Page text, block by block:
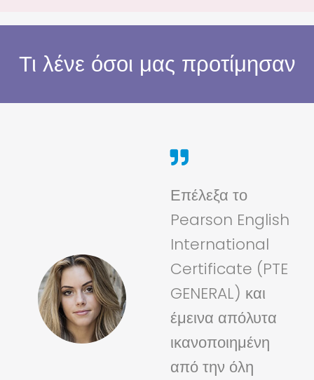
Τι λένε όσοι μας προτίμησαν
Επέλεξα το
Pearson English
International
Certificate (PTE
GENERAL) και
έμεινα απόλυτα
ικανοποιημένη
από την όλη